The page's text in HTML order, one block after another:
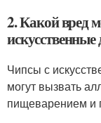
2. Какой вред
Чипсы с
могут вызвать
пищеварением и